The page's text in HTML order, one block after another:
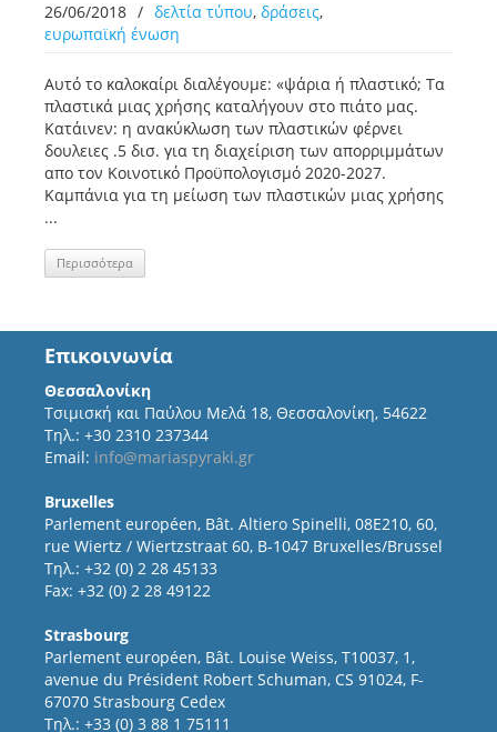
26/06/2018 / δελτία τύπου, δράσεις,
ευρωπαϊκή ένωση
Αυτό το καλοκαίρι διαλέγουμε: «ψάρια ή πλαστικό; Τα
πλαστικά μιας χρήσης καταλήγουν στο πιάτο μας.
Κατάινεν: η ανακύκλωση των πλαστικών φέρνει
δουλειες .5 δισ. για τη διαχείριση των απορριμμάτων
απο τον Κοινοτικό Προϋπολογισμό 2020-2027.
Καμπάνια για τη μείωση των πλαστικών μιας χρήσης
...
Περισσότερα
Επικοινωνία
Θεσσαλονίκη
Τσιμισκή και Παύλου Μελά 18, Θεσσαλονίκη, 54622
Τηλ.: +30 2310 237344
Email: info@mariaspyraki.gr
Bruxelles
Parlement européen, Bât. Altiero Spinelli, 08E210, 60,
rue Wiertz / Wiertzstraat 60, B-1047 Bruxelles/Brussel
Τηλ.: +32 (0) 2 28 45133
Fax: +32 (0) 2 28 49122
Strasbourg
Parlement européen, Bât. Louise Weiss, T10037, 1,
avenue du Président Robert Schuman, CS 91024, F-
67070 Strasbourg Cedex
Τηλ.: +33 (0) 3 88 1 75111